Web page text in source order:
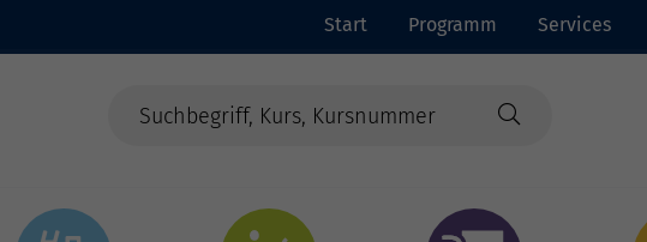
Start Programm Services